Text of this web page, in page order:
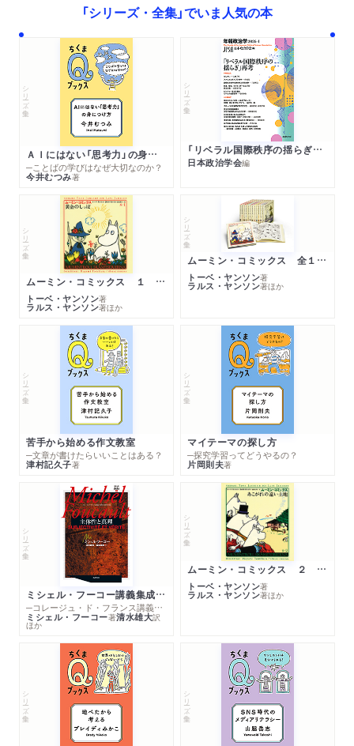
「シリーズ・全集」でいま人気の本
シリーズ・全集
ＡＩにはない「思考力」の身につけ方
─ことばの学びはなぜ大切なのか？
今井むつみ著
シリーズ・全集
「リベラル国際秩序の揺らぎ」再考 年報政治学２０２６‐Ⅰ
日本政治学会編
シリーズ・全集
ムーミン・コミックス １ 黄金のしっぽ
トーベ・ヤンソン著
ラルス・ヤンソン著ほか
シリーズ・全集
ムーミン・コミックス 全１４巻セット
トーベ・ヤンソン著
ラルス・ヤンソン著ほか
シリーズ・全集
苦手から始める作文教室
─文章が書けたらいいことはある？
津村記久子著
シリーズ・全集
マイテーマの探し方
─探究学習ってどうやるの？
片岡則夫著
シリーズ・全集
ミシェル・フーコー講義集成１０ 主体性と真理
─コレージュ・ド・フランス講義１９８０－１９８１年度
ミシェル・フーコー著清水雄大訳
ほか
シリーズ・全集
ムーミン・コミックス ２ あこがれの遠い土地
トーベ・ヤンソン著
ラルス・ヤンソン著ほか
シリーズ・全集 シリーズ・全集